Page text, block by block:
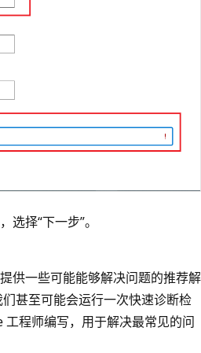
择“下一步”。
供一些可能能够解决问题的推荐解
甚至可能会运行一次快速诊断检
程师编写，用于解决最常见的问